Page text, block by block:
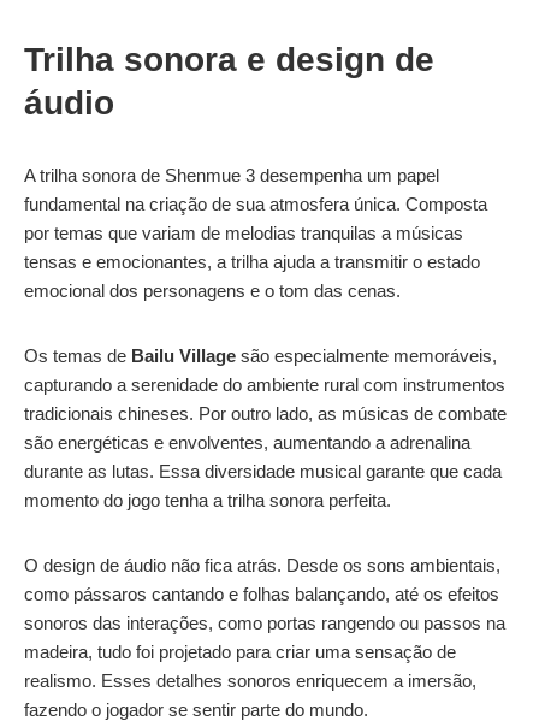
Trilha sonora e design de
áudio
A trilha sonora de Shenmue 3 desempenha um papel
fundamental na criação de sua atmosfera única. Composta
por temas que variam de melodias tranquilas a músicas
tensas e emocionantes, a trilha ajuda a transmitir o estado
emocional dos personagens e o tom das cenas.
Os temas de Bailu Village são especialmente memoráveis,
capturando a serenidade do ambiente rural com instrumentos
tradicionais chineses. Por outro lado, as músicas de combate
são energéticas e envolventes, aumentando a adrenalina
durante as lutas. Essa diversidade musical garante que cada
momento do jogo tenha a trilha sonora perfeita.
O design de áudio não fica atrás. Desde os sons ambientais,
como pássaros cantando e folhas balançando, até os efeitos
sonoros das interações, como portas rangendo ou passos na
madeira, tudo foi projetado para criar uma sensação de
realismo. Esses detalhes sonoros enriquecem a imersão,
fazendo o jogador se sentir parte do mundo.